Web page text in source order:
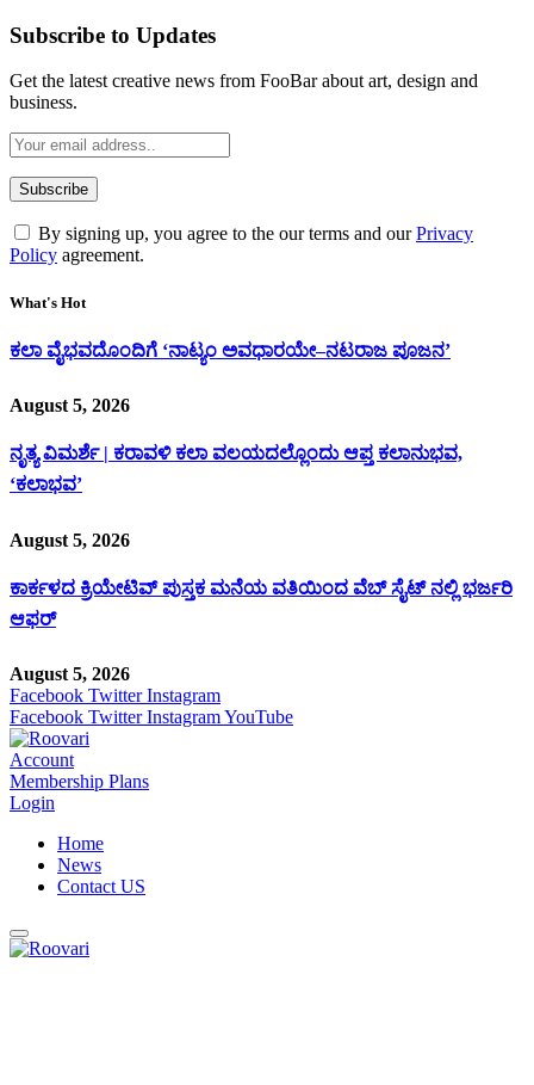
Subscribe to Updates
Get the latest creative news from FooBar about art, design and
business.
By signing up, you agree to the our terms and ourPrivacy
Policy agreement.
What's Hot
ಕಲಾ ವೈಭವದೊಂದಿಗೆ ‘ನಾಟ್ಯಂ ಅವಧಾರಯೇ–ನಟರಾಜ ಪೂಜನ’
August 5, 2026
ನೃತ್ಯ ವಿಮರ್ಶೆ | ಕರಾವಳಿ ಕಲಾ ವಲಯದಲ್ಲೊಂದು ಆಪ್ತ ಕಲಾನುಭವ,
‘ಕಲಾಭವ’
August 5, 2026
ಕಾರ್ಕಳದ ಕ್ರಿಯೇಟಿವ್ ಪುಸ್ತಕ ಮನೆಯ ವತಿಯಿಂದ ವೆಬ್ ಸೈಟ್ ನಲ್ಲಿ ಭರ್ಜರಿ
ಆಫರ್
August 5, 2026
Facebook Twitter Instagram
Facebook Twitter InstagramYouTube
Account
Membership Plans
Login
Home
News
Contact US